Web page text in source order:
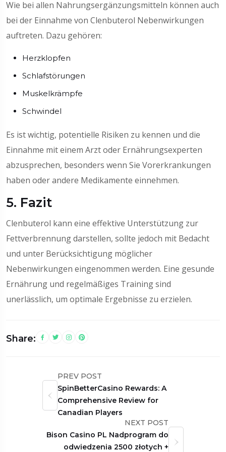
Wie bei allen Nahrungsergänzungsmitteln können auch
bei der Einnahme von Clenbuterol Nebenwirkungen
auftreten. Dazu gehören:
Herzklopfen
Schlafstörungen
Muskelkrämpfe
Schwindel
Es ist wichtig, potentielle Risiken zu kennen und die
Einnahme mit einem Arzt oder Ernährungsexperten
abzusprechen, besonders wenn Sie Vorerkrankungen
haben oder andere Medikamente einnehmen.
5. Fazit
Clenbuterol kann eine effektive Unterstützung zur
Fettverbrennung darstellen, sollte jedoch mit Bedacht
und unter Berücksichtigung möglicher
Nebenwirkungen eingenommen werden. Eine gesunde
Ernährung und regelmäßiges Training sind
unerlässlich, um optimale Ergebnisse zu erzielen.
Share:
PREV POST
SpinBetterCasino Rewards: A
Comprehensive Review for
Canadian Players
NEXT POST
Bison Casino PL Nadprogram do
odwiedzenia 2500 złotych +